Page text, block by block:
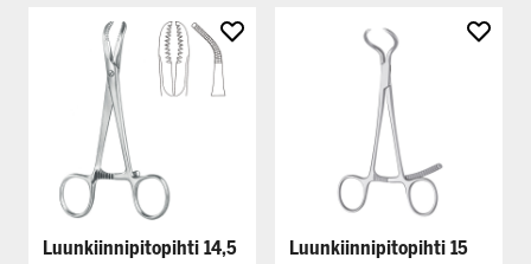
Luunkiinnipitopihti 14,5
Luunkiinnipitopihti 15